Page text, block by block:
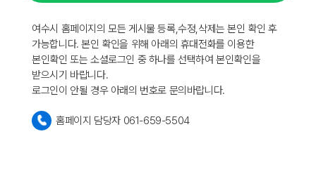
여수시 홈페이지의 모든 게시물 등록,수정,삭제는 본인 확인 후
가능합니다. 본인 확인을 위해 아래의 휴대전화를 이용한
본인확인 또는 소셜로그인 중 하나를 선택하여 본인확인을
받으시기 바랍니다.
로그인이 안될 경우 아래의 번호로 문의바랍니다.
홈페이지 담당자 061-659-5504